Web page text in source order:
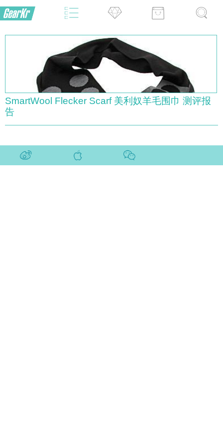
SmartWool Flecker Scarf 美利奴羊毛围巾 测评报
告